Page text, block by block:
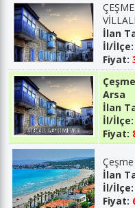
İlan
İl/İlçe:
Fiyat:
Arsa
İlan
İl/İlçe:
Fiyat:
İlan
İl/İlçe:
Fiyat: